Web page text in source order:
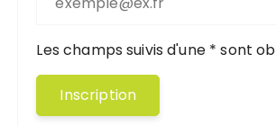
Les champs suivis d'une * sont